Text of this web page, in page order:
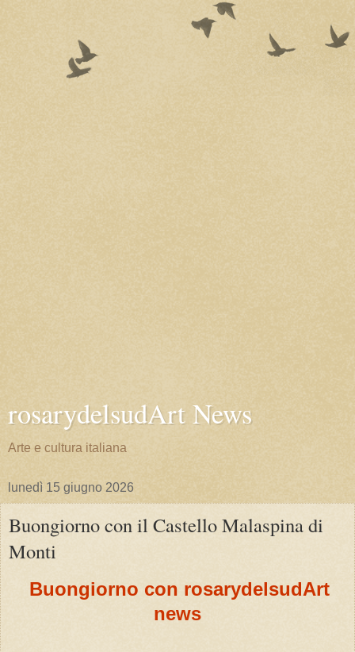
rosarydelsudArt News
Arte e cultura italiana
lunedì 15 giugno 2026
Buongiorno con il Castello Malaspina di
Monti
Buongiorno con rosarydelsudArt
news